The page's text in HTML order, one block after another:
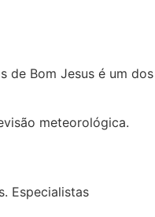
de Bom Jesus é um dos
meteorológica.
Especialistas